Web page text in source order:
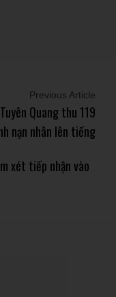
Previous Article
Quang thu 119
nạn nhân lên tiếng
xét tiếp nhận vào